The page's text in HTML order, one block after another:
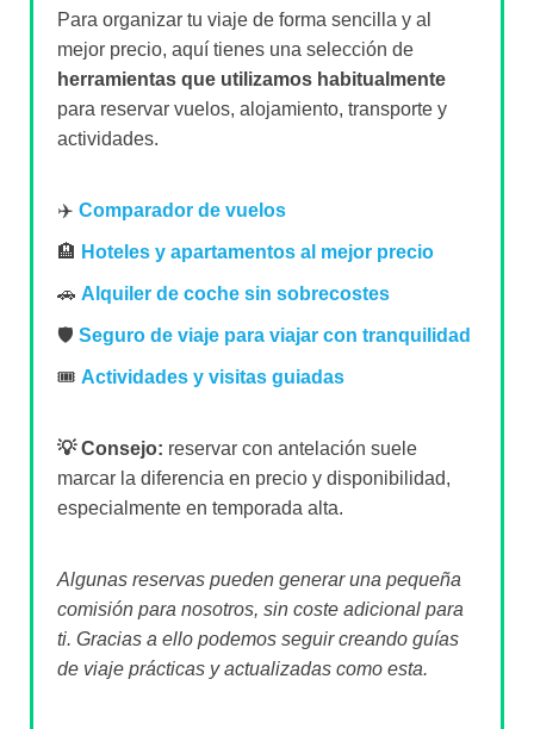
Para organizar tu viaje de forma sencilla y al
mejor precio, aquí tienes una selección de
herramientas que utilizamos habitualmente
para reservar vuelos, alojamiento, transporte y
actividades.
✈️ Comparador de vuelos
🏨 Hoteles y apartamentos al mejor precio
🚗 Alquiler de coche sin sobrecostes
🛡️ Seguro de viaje para viajar con tranquilidad
🎟️ Actividades y visitas guiadas
💡 Consejo: reservar con antelación suele
marcar la diferencia en precio y disponibilidad,
especialmente en temporada alta.
Algunas reservas pueden generar una pequeña
comisión para nosotros, sin coste adicional para
ti. Gracias a ello podemos seguir creando guías
de viaje prácticas y actualizadas como esta.